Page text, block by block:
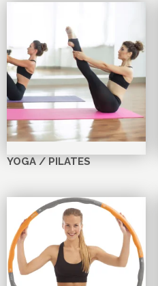
YOGA / PILATES